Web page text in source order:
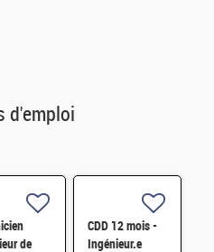
d'emploi
de
CDD 12 mois -
Ingénieur.e